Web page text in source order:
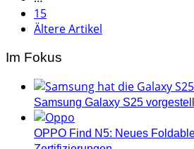
15
Ältere Artikel
Im Fokus
Samsung Galaxy S25
OPPO Find N5: Neues